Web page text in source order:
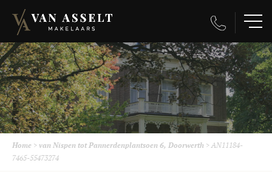
Home > van Nispen tot Pannerdenplantsoen 6, Doorwerth >AN11184-
7465-55473274